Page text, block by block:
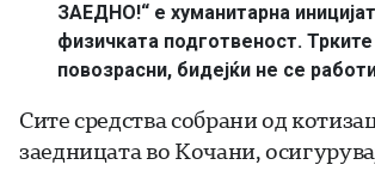
ЗАЕДНО!“ е хуманитарна
физичката подготвеност.
повозрасни, бидејќи не се
Сите средства собрани од
заедницата во Кочани,